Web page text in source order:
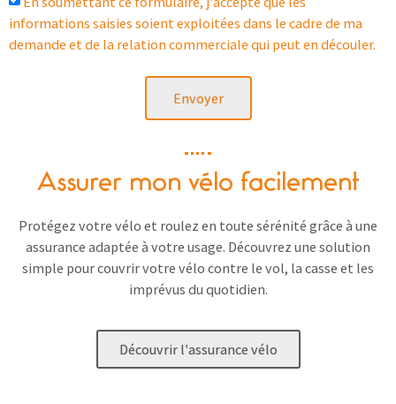
informations saisies soient exploitées dans le cadre de ma
demande et de la relation commerciale qui peut en découler.
Envoyer
Assurer mon vélo facilement
Protégez votre vélo et roulez en toute sérénité grâce à une
assurance adaptée à votre usage. Découvrez une solution
simple pour couvrir votre vélo contre le vol, la casse et les
imprévus du quotidien.
Découvrir l'assurance vélo